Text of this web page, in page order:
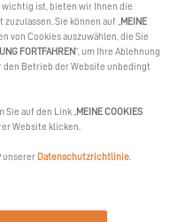
wichtig ist, bieten wir Ihnen die
Sie können auf „
MEINE
von Cookies auszuwählen, die Sie
FORTFAHREN“, um Ihre Ablehnung
den Betrieb der Website unbedingt
auf den Link „
MEINE COOKIES
Website klicken.
unserer Datenschutzrichtlinie